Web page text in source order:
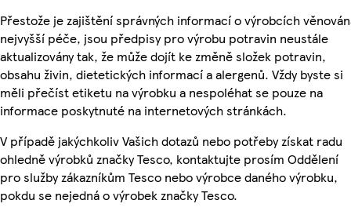
Přestože je zajištění správných informací o výrobcích
nejvyšší péče, jsou předpisy pro výrobu potravin neustále
aktualizovány tak, že může dojít ke změně složek potravin,
obsahu živin, dietetických informací a alergenů. Vždy byste si
měli přečíst etiketu na výrobku a nespoléhat se pouze na
informace poskytnuté na internetových stránkách.
V případě jakýchkoliv Vašich dotazů nebo potřeby získat radu
ohledně výrobků značky Tesco, kontaktujte prosím Oddělení
pro služby zákazníkům Tesco nebo výrobce daného výrobku,
pokdu se nejedná o výrobek značky Tesco.